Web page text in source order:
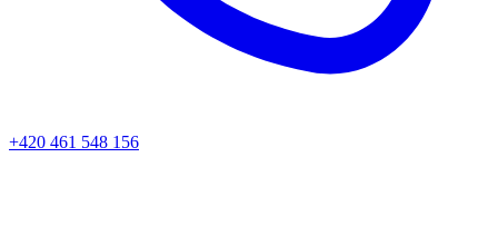
+420 461 548 156